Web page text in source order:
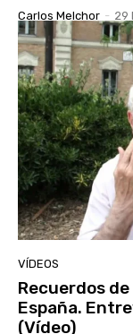
Carlos Melchor - 29
VÍDEOS
Recuerdos
España.
(Vídeo)